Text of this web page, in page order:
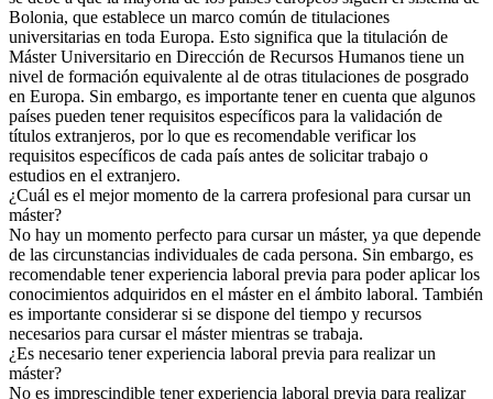
Bolonia, que establece un marco común de titulaciones
universitarias en toda Europa. Esto significa que la titulación de
Máster Universitario en Dirección de Recursos Humanos tiene un
nivel de formación equivalente al de otras titulaciones de posgrado
en Europa. Sin embargo, es importante tener en cuenta que algunos
países pueden tener requisitos específicos para la validación de
títulos extranjeros, por lo que es recomendable verificar los
requisitos específicos de cada país antes de solicitar trabajo o
estudios en el extranjero.
¿Cuál es el mejor momento de la carrera profesional para cursar un
máster?
No hay un momento perfecto para cursar un máster, ya que depende
de las circunstancias individuales de cada persona. Sin embargo, es
recomendable tener experiencia laboral previa para poder aplicar los
conocimientos adquiridos en el máster en el ámbito laboral. También
es importante considerar si se dispone del tiempo y recursos
necesarios para cursar el máster mientras se trabaja.
¿Es necesario tener experiencia laboral previa para realizar un
máster?
No es imprescindible tener experiencia laboral previa para realizar